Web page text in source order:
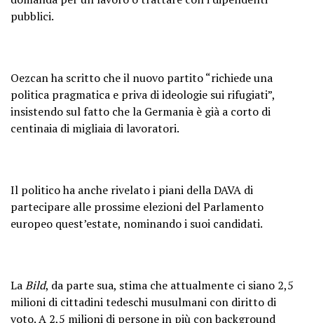
pubblici.
Oezcan ha scritto che il nuovo partito “richiede una
politica pragmatica e priva di ideologie sui rifugiati”,
insistendo sul fatto che la Germania è già a corto di
centinaia di migliaia di lavoratori.
Il politico ha anche rivelato i piani della DAVA di
partecipare alle prossime elezioni del Parlamento
europeo quest’estate, nominando i suoi candidati.
LaBild, da parte sua, stima che attualmente ci siano 2,5
milioni di cittadini tedeschi musulmani con diritto di
voto. A 2,5 milioni di persone in più con background